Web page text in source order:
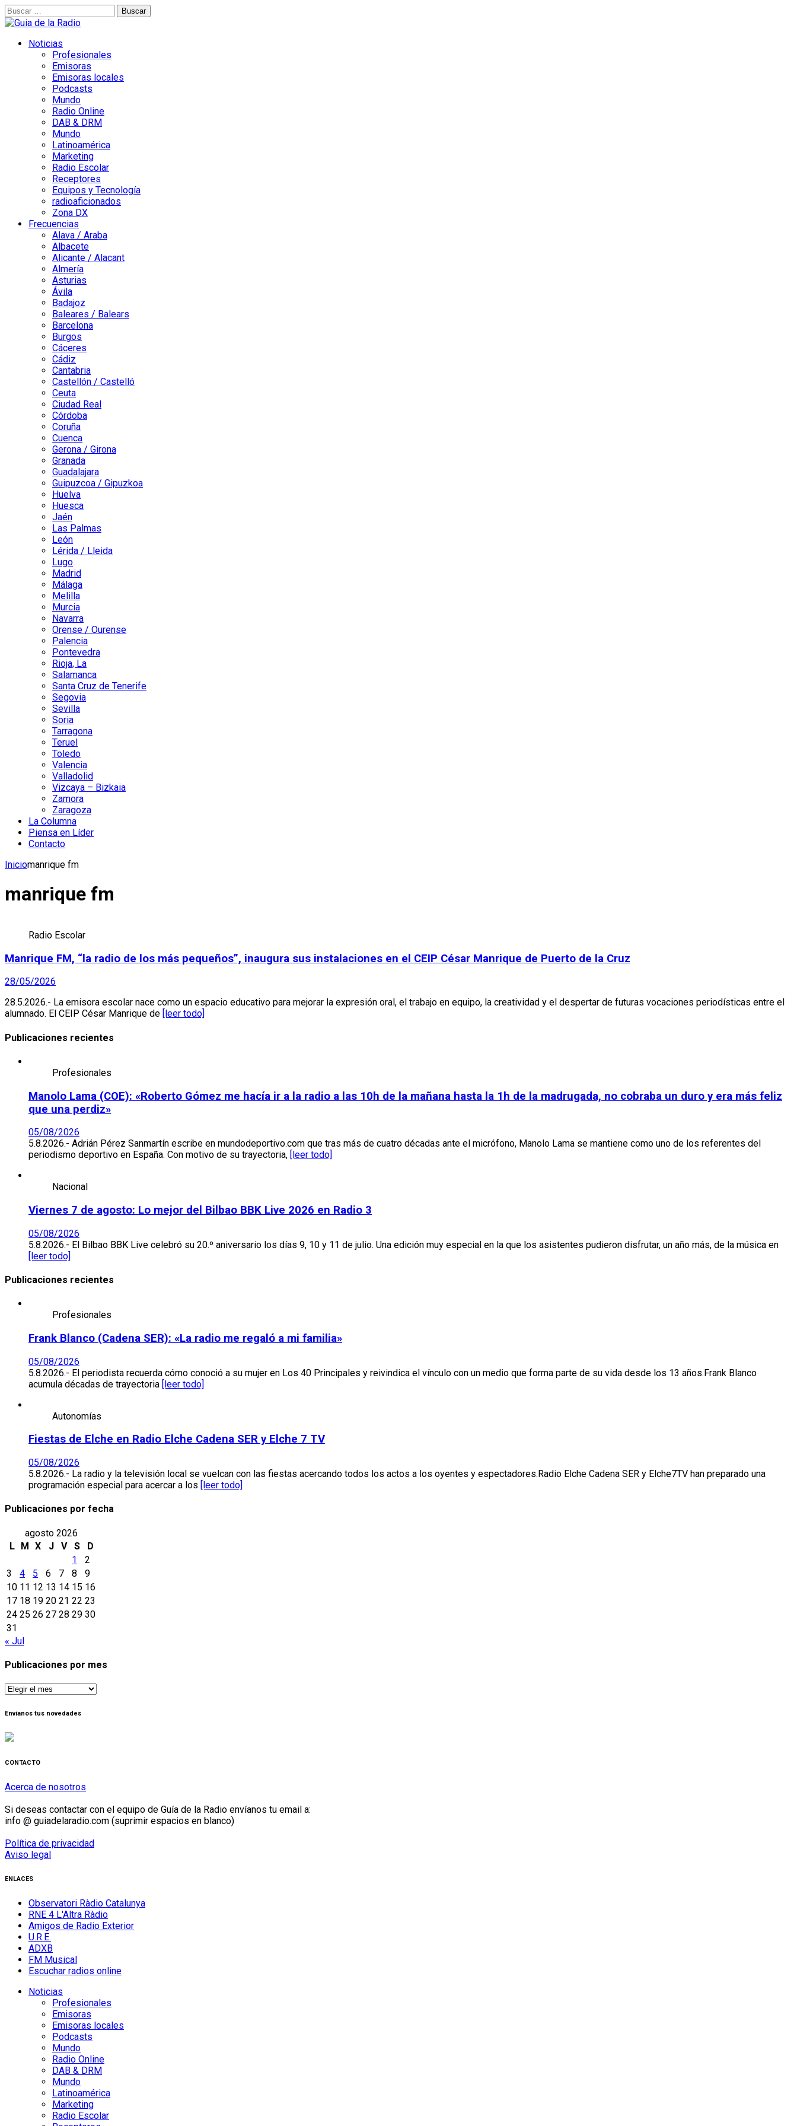
Buscar:
Noticias
Profesionales
Emisoras
Emisoras locales
Podcasts
Mundo
Radio Online
DAB & DRM
Mundo
Latinoamérica
Marketing
Radio Escolar
Receptores
Equipos y Tecnología
radioaficionados
Zona DX
Frecuencias
Alava / Araba
Albacete
Alicante / Alacant
Almería
Asturias
Ávila
Badajoz
Baleares / Balears
Barcelona
Burgos
Cáceres
Cádiz
Cantabria
Castellón / Castelló
Ceuta
Ciudad Real
Córdoba
Coruña
Cuenca
Gerona / Girona
Granada
Guadalajara
Guipuzcoa / Gipuzkoa
Huelva
Huesca
Jaén
Las Palmas
León
Lérida / Lleida
Lugo
Madrid
Málaga
Melilla
Murcia
Navarra
Orense / Ourense
Palencia
Pontevedra
Rioja, La
Salamanca
Santa Cruz de Tenerife
Segovia
Sevilla
Soria
Tarragona
Teruel
Toledo
Valencia
Valladolid
Vizcaya – Bizkaia
Zamora
Zaragoza
La Columna
Piensa en Líder
Contacto
Iniciomanrique fm
manrique fm
Radio Escolar
Manrique FM, “la radio de los más pequeños”, inaugura sus instalaciones en el CEIP César Manrique de Puerto de la Cruz
28/05/2026
28.5.2026.- La emisora escolar nace como un espacio educativo para mejorar la expresión oral, el trabajo en equipo, la creatividad y el despertar de futuras vocaciones periodísticas entre el
alumnado. El CEIP César Manrique de
[leer todo]
Publicaciones recientes
Profesionales
Manolo Lama (COE): «Roberto Gómez me hacía ir a la radio a las 10h de la mañana hasta la 1h de la madrugada, no cobraba un duro y era más feliz
que una perdiz»
05/08/2026
5.8.2026.- Adrián Pérez Sanmartín escribe en mundodeportivo.com que tras más de cuatro décadas ante el micrófono, Manolo Lama se mantiene como uno de los referentes del
periodismo deportivo en España. Con motivo de su trayectoria,
[leer todo]
Nacional
Viernes 7 de agosto: Lo mejor del Bilbao BBK Live 2026 en Radio 3
05/08/2026
5.8.2026.- El Bilbao BBK Live celebró su 20.º aniversario los días 9, 10 y 11 de julio. Una edición muy especial en la que los asistentes pudieron disfrutar, un año más, de la música en
[leer todo]
Publicaciones recientes
Profesionales
Frank Blanco (Cadena SER): «La radio me regaló a mi familia»
05/08/2026
5.8.2026.- El periodista recuerda cómo conoció a su mujer en Los 40 Principales y reivindica el vínculo con un medio que forma parte de su vida desde los 13 años.Frank Blanco
acumula décadas de trayectoria [leer todo]
Autonomías
Fiestas de Elche en Radio Elche Cadena SER y Elche 7 TV
05/08/2026
5.8.2026.- La radio y la televisión local se vuelcan con las fiestas acercando todos los actos a los oyentes y espectadores.Radio Elche Cadena SER y Elche7TV han preparado una
programación especial para acercar a los [leer todo]
Publicaciones por fecha
agosto 2026
L
M X J V S
D
1
2
3
4 5 6 7 8
9
10 11 12 13 14 15 16
17 18 19 20 21 22 23
24 25 26 27 28 29 30
31
« Jul
Publicaciones por mes
Publicaciones
mes
Envíanos tus novedades
CONTACTO
Acerca de nosotros
Si deseas contactar con el equipo de Guía de la Radio envíanos tu email a:
info @ guiadelaradio.com (suprimir espacios en blanco)
Política de privacidad
Aviso legal
ENLACES
Observatori Ràdio Catalunya
RNE 4 L'Altra Ràdio
Amigos de Radio Exterior
U.R.E.
ADXB
FM Musical
Escuchar radios online
Noticias
Profesionales
Emisoras
Emisoras locales
Podcasts
Mundo
Radio Online
DAB & DRM
Mundo
Latinoamérica
Marketing
Radio Escolar